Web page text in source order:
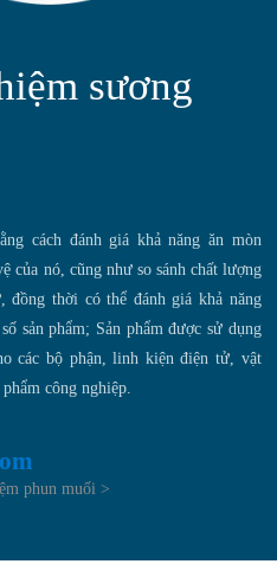
sương
cách đánh giá khả năng ăn mòn
của nó, cũng như so sánh chất lượng
thời có thể đánh giá khả năng
sản phẩm; Sản phẩm được sử dụng
các bộ phận, linh kiện điện tử, vật
công nghiệp.
phun muối >